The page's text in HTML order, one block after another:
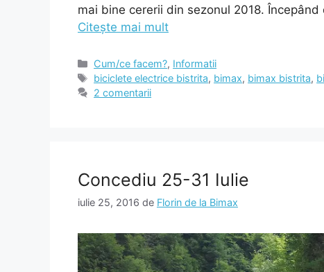
mai bine cererii din sezonul 2018.
Citește mai mult
Categorii
Cum/ce facem?, Informatii
Etichete
biciclete electrice bistrita, bimax, bimax bistrita,
2 comentarii
Concediu 25-31 Iulie
iulie 25, 2016 de Florin de la Bimax